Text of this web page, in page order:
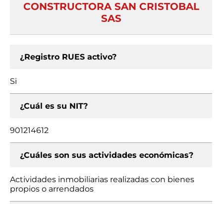
CONSTRUCTORA SAN CRISTOBAL
SAS
¿Registro RUES activo?
Si
¿Cuál es su NIT?
901214612
¿Cuáles son sus actividades económicas?
Actividades inmobiliarias realizadas con bienes
propios o arrendados